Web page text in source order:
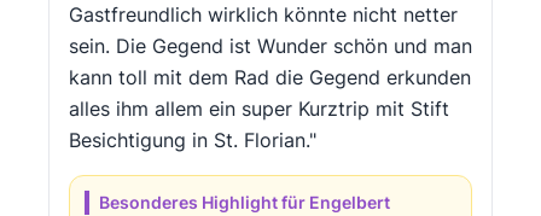
Gastfreundlich wirklich könnte nicht netter
sein. Die Gegend ist Wunder schön und man
kann toll mit dem Rad die Gegend erkunden
alles ihm allem ein super Kurztrip mit Stift
Besichtigung in St. Florian."
Besonderes Highlight für Engelbert